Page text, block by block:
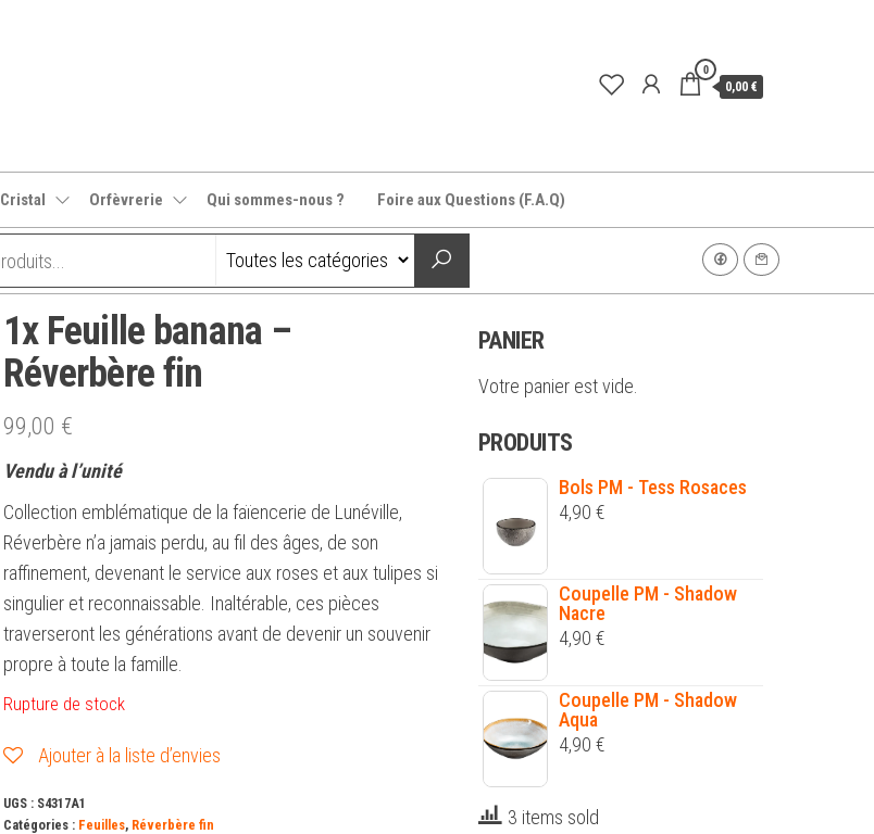
0
0,00 €
Cristal Orfèvrerie Qui sommes-nous ? Foire aux Questions (F.A.Q)
1x Feuille banana –
Réverbère fin
99,00 €
Vendu à l’unité
Collection emblématique de la faïencerie de Lunéville,
Réverbère n’a jamais perdu, au fil des âges, de son
raffinement, devenant le service aux roses et aux tulipes si
singulier et reconnaissable. Inaltérable, ces pièces
traverseront les générations avant de devenir un souvenir
propre à toute la famille.
Rupture de stock
Ajouter à la liste d’envies
UGS : S4317A1
Catégories : Feuilles, Réverbère fin
PANIER
Votre panier est vide.
PRODUITS
Bols PM - Tess Rosaces
4,90 €
Coupelle PM - Shadow
Nacre
4,90 €
Coupelle PM - Shadow
Aqua
4,90 €
3 items sold